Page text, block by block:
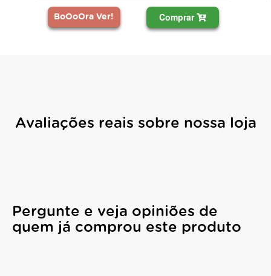
BoOoOra Ver! Comprar
Avaliações reais sobre nossa loja
Pergunte e veja opiniões de
quem já comprou este produto